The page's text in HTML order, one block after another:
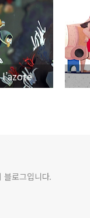
블로그입니다.